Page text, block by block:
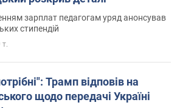
зарплат педагогам уряд анонсував
стипендій
т.
Трамп відповів на
щодо передачі Україні